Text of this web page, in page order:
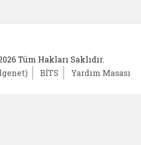
Tüm Hakları Saklıdır.
BİTS Yardım Masası